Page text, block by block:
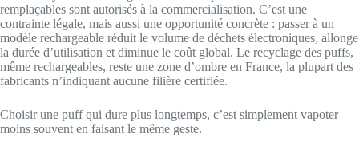
remplaçables sont autorisés à la commercialisation. C’est une
contrainte légale, mais aussi une opportunité concrète : passer à un
modèle rechargeable réduit le volume de déchets électroniques, allonge
la durée d’utilisation et diminue le coût global. Le recyclage des puffs,
même rechargeables, reste une zone d’ombre en France, la plupart des
fabricants n’indiquant aucune filière certifiée.
Choisir une puff qui dure plus longtemps, c’est simplement vapoter
moins souvent en faisant le même geste.